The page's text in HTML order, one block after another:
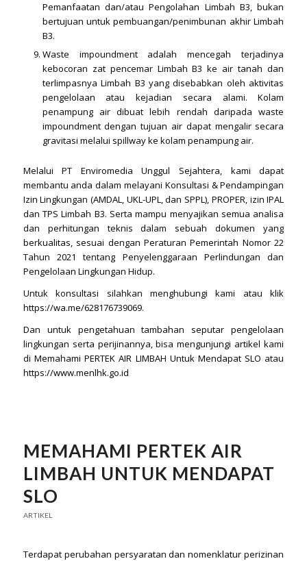
Pemanfaatan dan/atau Pengolahan Limbah B3, bukan
bertujuan untuk pembuangan/penimbunan akhir Limbah
B3.
Waste impoundment adalah mencegah terjadinya
kebocoran zat pencemar Limbah B3 ke air tanah dan
terlimpasnya Limbah B3 yang disebabkan oleh aktivitas
pengelolaan atau kejadian secara alami. Kolam
penampung air dibuat lebih rendah daripada waste
impoundment dengan tujuan air dapat mengalir secara
gravitasi melalui spillway ke kolam penampung air.
Melalui PT Enviromedia Unggul Sejahtera, kami dapat
membantu anda dalam melayani Konsultasi & Pendampingan
Izin Lingkungan (AMDAL, UKL-UPL, dan SPPL), PROPER, izin IPAL
dan TPS Limbah B3. Serta mampu menyajikan semua analisa
dan perhitungan teknis dalam sebuah dokumen yang
berkualitas, sesuai dengan Peraturan Pemerintah Nomor 22
Tahun 2021 tentang Penyelenggaraan Perlindungan dan
Pengelolaan Lingkungan Hidup.
Untuk konsultasi silahkan menghubungi kami atau klik
https://wa.me/628176739069.
Dan untuk pengetahuan tambahan seputar pengelolaan
lingkungan serta perijinannya, bisa mengunjungi artikel kami
di Memahami PERTEK AIR LIMBAH Untuk Mendapat SLO atau
https://www.menlhk.go.id
MEMAHAMI PERTEK AIR
LIMBAH UNTUK MENDAPAT
SLO
ARTIKEL
Terdapat perubahan persyaratan dan nomenklatur perizinan